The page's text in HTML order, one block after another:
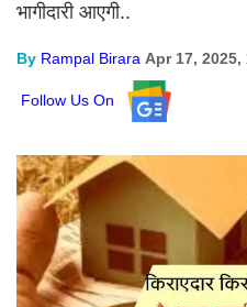
भागीदारी आएगी..
By Rampal Birara Apr 17, 2025,
Follow Us On